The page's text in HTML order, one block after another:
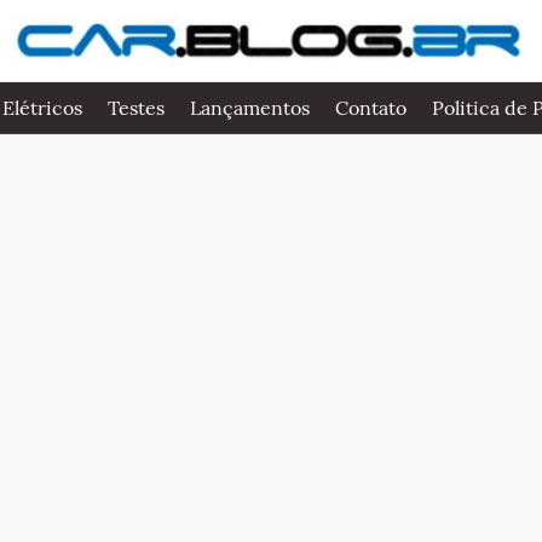
Testes Lançamentos Contato Politica de